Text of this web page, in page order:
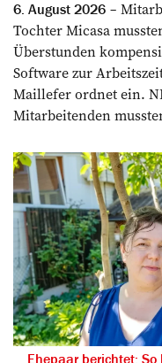
6. August 2026
Tochter Micasa
Überstunden
Software zur
Maillefer ordnet ein.
Mitarbeitenden
Ehepaar berichtet: